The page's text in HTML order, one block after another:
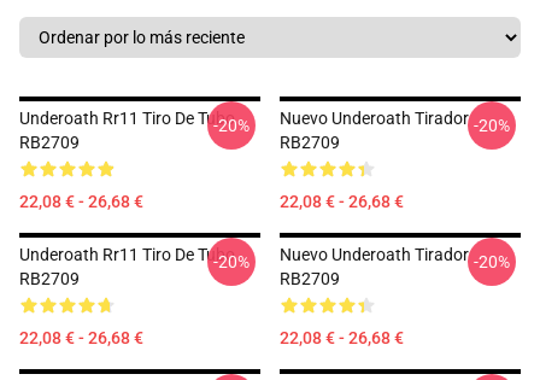
Underoath Rr11 Tiro De Tubo
RB2709
22,08 € - 26,68 €
-20%
Nuevo Underoath Tirador
RB2709
22,08 € - 26,68 €
-20%
Underoath Rr11 Tiro De Tubo
RB2709
22,08 € - 26,68 €
-20%
Nuevo Underoath Tirador
RB2709
22,08 € - 26,68 €
-20%